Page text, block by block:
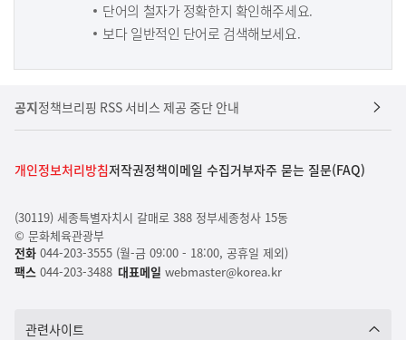
단어의 철자가 정확한지 확인해주세요.
보다 일반적인 단어로 검색해보세요.
공지정책브리핑 RSS 서비스 제공 중단 안내
개인정보처리방침저작권정책이메일 수집거부자주 묻는 질문(FAQ)
(30119) 세종특별자치시 갈매로 388 정부세종청사 15동
© 문화체육관광부
전화 044-203-3555 (월-금 09:00 - 18:00, 공휴일 제외)
팩스 044-203-3488 대표메일 webmaster@korea.kr
관련사이트